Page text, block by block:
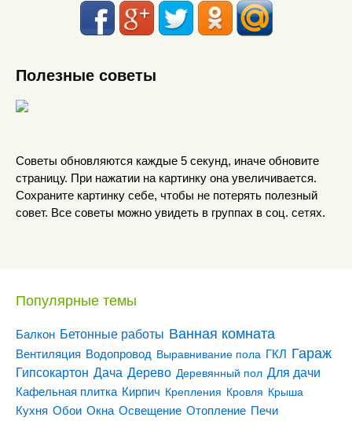
Полезные советы
Советы обновляются каждые 5 секунд, иначе обновите
страницу. При нажатии на картинку она увеличивается.
Сохраните картинку себе, чтобы не потерять полезный
совет. Все советы можно увидеть в группах в соц. сетях.
Популярные темы
Балкон Бетонные работы Ванная комната
Вентиляция Водопровод Выравнивание пола ГКЛ Гараж
Гипсокартон Дача Дерево Деревянный пол Для дачи
Кафельная плитка Кирпич Крепления Кровля Крыша
Кухня Обои Окна Освещение Отопление Печи